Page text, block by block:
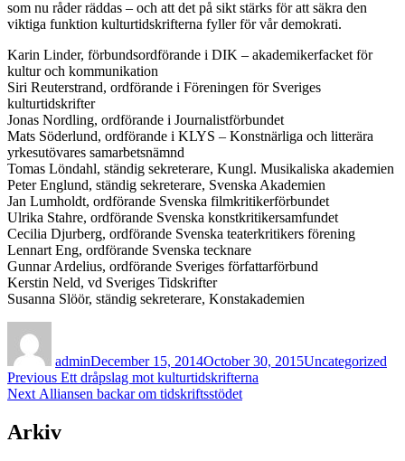
som nu råder räddas – och att det på sikt stärks för att säkra den
viktiga funktion kulturtidskrifterna fyller för vår demokrati.
Karin Linder, förbundsordförande i DIK – akademikerfacket för
kultur och kommunikation
Siri Reuterstrand, ordförande i Föreningen för Sveriges
kulturtidskrifter
Jonas Nordling, ordförande i Journalistförbundet
Mats Söderlund, ordförande i KLYS – Konstnärliga och litterära
yrkesutövares samarbetsnämnd
Tomas Löndahl, ständig sekreterare, Kungl. Musikaliska akademien
Peter Englund, ständig sekreterare, Svenska Akademien
Jan Lumholdt, ordförande Svenska filmkritikerförbundet
Ulrika Stahre, ordförande Svenska konstkritikersamfundet
Cecilia Djurberg, ordförande Svenska teaterkritikers förening
Lennart Eng, ordförande Svenska tecknare
Gunnar Ardelius, ordförande Sveriges författarförbund
Kerstin Neld, vd Sveriges Tidskrifter
Susanna Slöör, ständig sekreterare, Konstakademien
adminDecember 15, 2014October 30, 2015Uncategorized
Post
navigation
Previous Previous
post:
Ett dråpslag mot kulturtidskrifterna
Next Next
Alliansen backar om tidskriftsstödet
Arkiv